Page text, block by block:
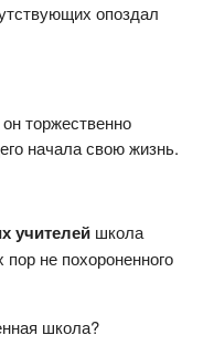
опоздал
торжественно
начала свою жизнь.
учителей школа
не похороненного
школа?